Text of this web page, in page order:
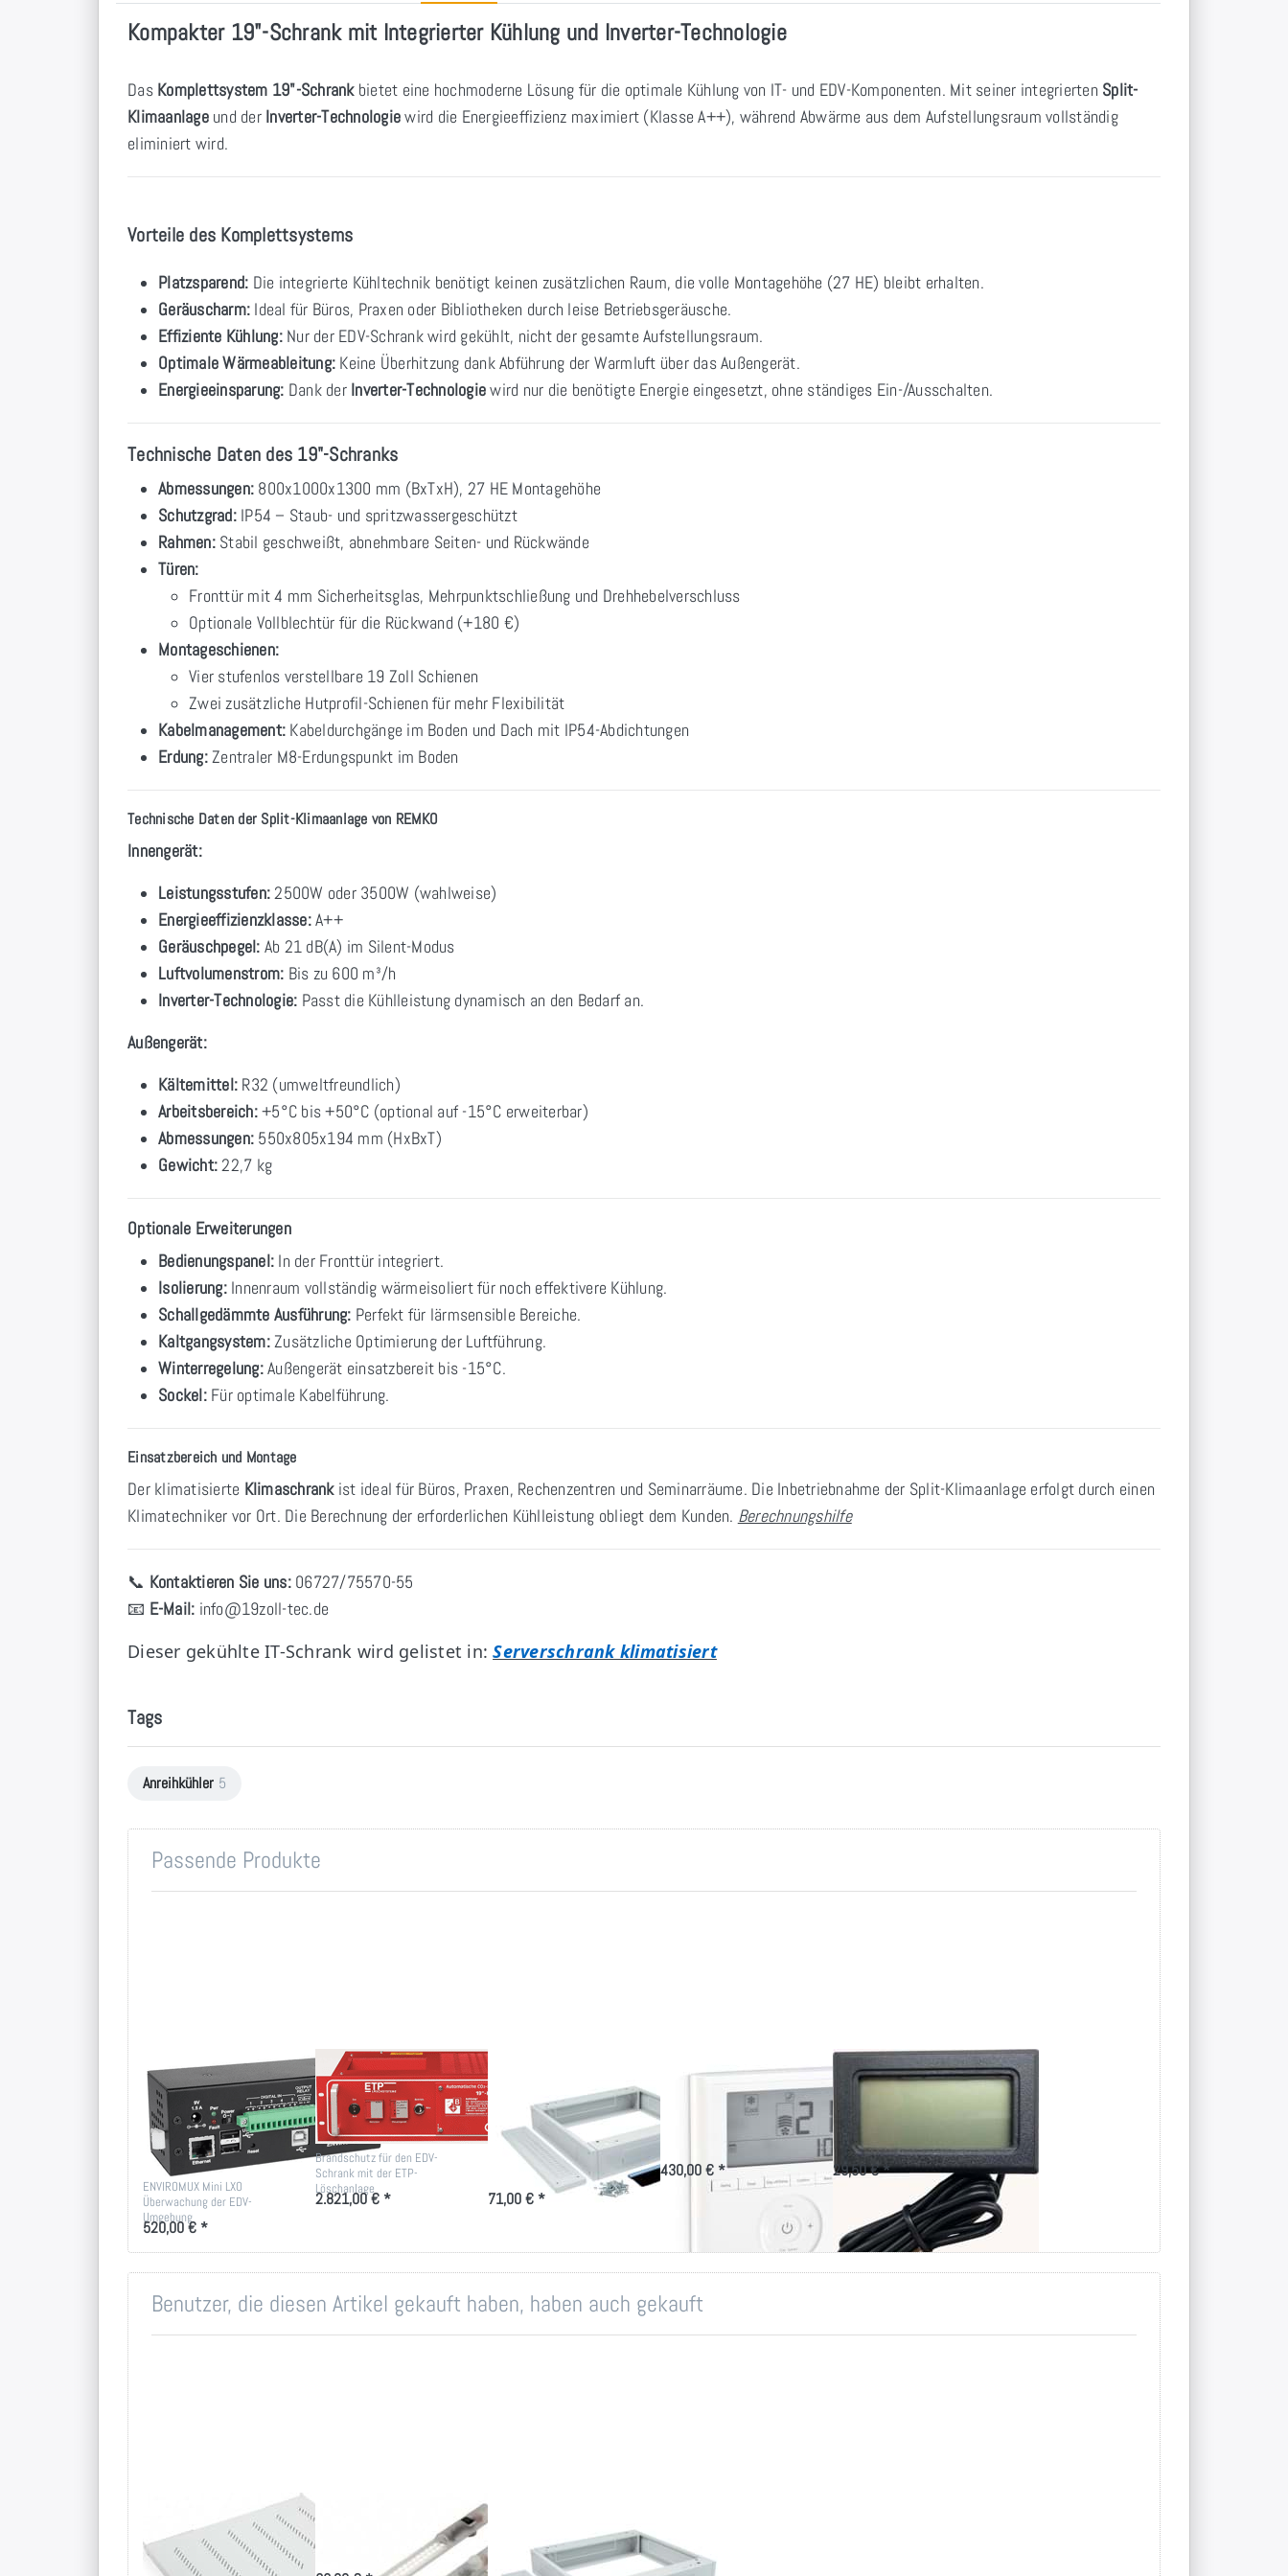
Kompakter 19"-Schrank mit Integrierter Kühlung und Inverter-Technologie
Das Komplettsystem 19"-Schrankbietet eine hochmoderne Lösung für die optimale Kühlung von IT- und EDV-Komponenten. Mit seiner integrierten Split-
Klimaanlageund der Inverter-Technologiewird die Energieeffizienz maximiert (Klasse A++), während Abwärme aus dem Aufstellungsraum vollständig
eliminiert wird.
Vorteile des Komplettsystems
Platzsparend: Die integrierte Kühltechnik benötigt keinen zusätzlichen Raum, die volle Montagehöhe (27 HE) bleibt erhalten.
Geräuscharm: Ideal für Büros, Praxen oder Bibliotheken durch leise Betriebsgeräusche.
Effiziente Kühlung:Nur der EDV-Schrank wird gekühlt, nicht der gesamte Aufstellungsraum.
Optimale Wärmeableitung: Keine Überhitzung dank Abführung der Warmluft über das Außengerät.
Energieeinsparung: Dank der Inverter-Technologiewird nur die benötigte Energie eingesetzt, ohne ständiges Ein-/Ausschalten.
Technische Daten des 19"-Schranks
Abmessungen: 800x1000x1300 mm (BxTxH), 27 HE Montagehöhe
Schutzgrad:IP54 – Staub- und spritzwassergeschützt
Rahmen:Stabil geschweißt, abnehmbare Seiten- und Rückwände
Türen:
Fronttür mit 4 mm Sicherheitsglas, Mehrpunktschließung und Drehhebelverschluss
Optionale Vollblechtür für die Rückwand (+180 €)
Montageschienen:
Vier stufenlos verstellbare 19 Zoll Schienen
Zwei zusätzliche Hutprofil-Schienen für mehr Flexibilität
Kabelmanagement: Kabeldurchgänge im Boden und Dach mit IP54-Abdichtungen
Erdung:Zentraler M8-Erdungspunkt im Boden
Technische Daten der Split-Klimaanlage von REMKO
Innengerät:
Leistungsstufen:2500W oder 3500W (wahlweise)
Energieeffizienzklasse:A++
Geräuschpegel: Ab 21 dB(A) im Silent-Modus
Luftvolumenstrom: Bis zu 600 m³/h
Inverter-Technologie: Passt die Kühlleistung dynamisch an den Bedarf an.
Außengerät:
Kältemittel: R32 (umweltfreundlich)
Arbeitsbereich:+5°C bis +50°C (optional auf -15°C erweiterbar)
Abmessungen: 550x805x194 mm (HxBxT)
Gewicht:22,7 kg
Optionale Erweiterungen
Bedienungspanel: In der Fronttür integriert.
Isolierung:Innenraum vollständig wärmeisoliert für noch effektivere Kühlung.
Schallgedämmte Ausführung: Perfekt für lärmsensible Bereiche.
Kaltgangsystem:Zusätzliche Optimierung der Luftführung.
Winterregelung:Außengerät einsatzbereit bis -15°C.
Sockel:Für optimale Kabelführung.
Einsatzbereich und Montage
Der klimatisierte Klimaschrankist ideal für Büros, Praxen, Rechenzentren und Seminarräume. Die Inbetriebnahme der Split-Klimaanlage erfolgt durch einen
Klimatechniker vor Ort. Die Berechnung der erforderlichen Kühlleistung obliegt dem Kunden. Berechnungshilfe
📞 Kontaktieren Sie uns:06727/75570-55
📧 E-Mail: info@19zoll-tec.de
Dieser gekühlte IT-Schrank wird gelistet in:Serverschrank klimatisiert
Tags
Anreihkühler 5
Passende Produkte
SM EDV-
Überwachung
mit mehreren
Sensoren
ENVIROMUX Mini LXO
Überwachung der EDV-
Umgebung
520,00 € *
ETP
Löschanlage
0,7kg
Brandschutz für den EDV-
Schrank mit der ETP-
Löschanlage
2.821,00 € *
Höhe versch.
Größen
für Triton-Schränke RMA und
71,00 € *
Fernbedienung
für Split- Klima
Erweiterung für Kühlsystem
430,00 € *
Kleine
Temperaturanzeige
Schrankinnentemperatur
29,50 € *
Benutzer, die diesen Artikel gekauft haben, haben auch gekauft
Fachboden bis
Beleuchtungseinheit Höhe versch.